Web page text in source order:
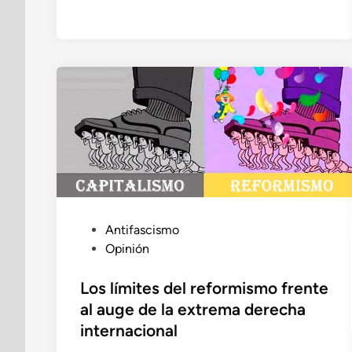
l
i
c
Antifascismo
Opinión
Los límites del reformismo frente
al auge de la extrema derecha
internacional